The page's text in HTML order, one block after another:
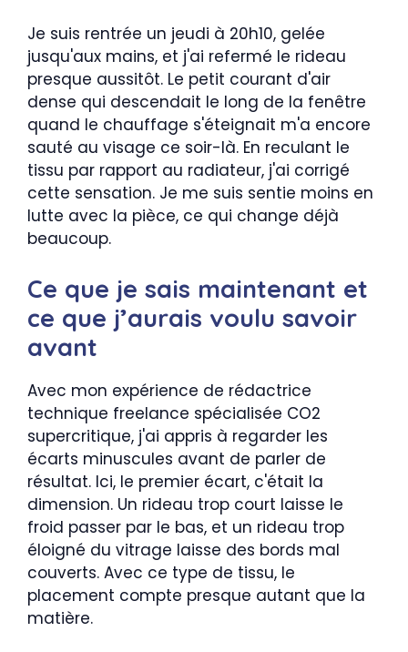
Je suis rentrée un jeudi à 20h10, gelée
jusqu'aux mains, et j'ai refermé le rideau
presque aussitôt. Le petit courant d'air
dense qui descendait le long de la fenêtre
quand le chauffage s'éteignait m'a encore
sauté au visage ce soir-là. En reculant le
tissu par rapport au radiateur, j'ai corrigé
cette sensation. Je me suis sentie moins en
lutte avec la pièce, ce qui change déjà
beaucoup.
Ce que je sais maintenant et
ce que j’aurais voulu savoir
avant
Avec mon expérience de rédactrice
technique freelance spécialisée CO2
supercritique, j'ai appris à regarder les
écarts minuscules avant de parler de
résultat. Ici, le premier écart, c'était la
dimension. Un rideau trop court laisse le
froid passer par le bas, et un rideau trop
éloigné du vitrage laisse des bords mal
couverts. Avec ce type de tissu, le
placement compte presque autant que la
matière.